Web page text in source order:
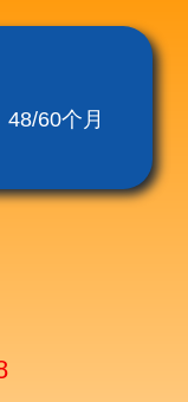
60个月